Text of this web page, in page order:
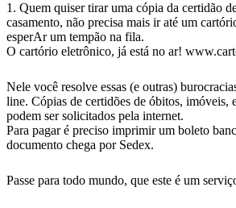
1. Quem quiser tirar uma cópia da certidão
casamento, não precisa mais ir até um
esperAr um tempão na fila.
O cartório eletrônico, já está no ar!
Nele você resolve essas (e outras)
line. Cópias de certidões de óbitos, imóveis,
podem ser solicitados pela internet.
Para pagar é preciso imprimir um boleto
documento chega por Sedex.
Passe para todo mundo, que este é um